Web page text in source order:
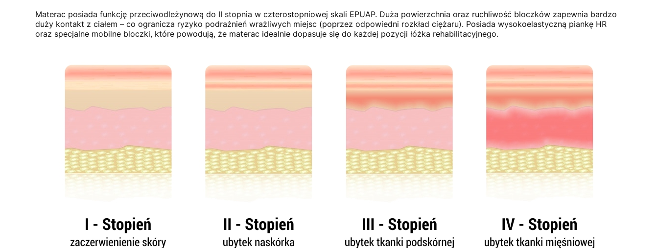
Materac posiada funkcję przeciwodleżynową do II stopnia w czterostopniowej skali EPUAP. Duża powierzchnia oraz ruchliwość bloczków zapewnia bardzo
duży kontakt z ciałem – co ogranicza ryzyko podrażnień wrażliwych miejsc (poprzez odpowiedni rozkład ciężaru). Posiada wysokoelastyczną piankę HR
oraz specjalne mobilne bloczki, które powodują, że materac idealnie dopasuje się do każdej pozycji łóżka rehabilitacyjnego.